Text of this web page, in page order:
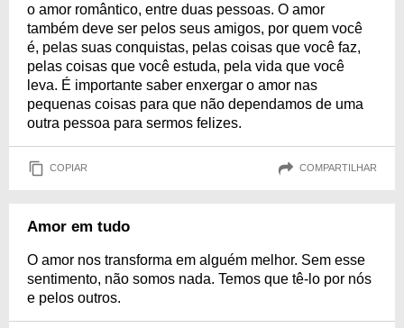
o amor romântico, entre duas pessoas. O amor
também deve ser pelos seus amigos, por quem você
é, pelas suas conquistas, pelas coisas que você faz,
pelas coisas que você estuda, pela vida que você
leva. É importante saber enxergar o amor nas
pequenas coisas para que não dependamos de uma
outra pessoa para sermos felizes.
COPIAR COMPARTILHAR
Amor em tudo
O amor nos transforma em alguém melhor. Sem esse
sentimento, não somos nada. Temos que tê-lo por nós
e pelos outros.